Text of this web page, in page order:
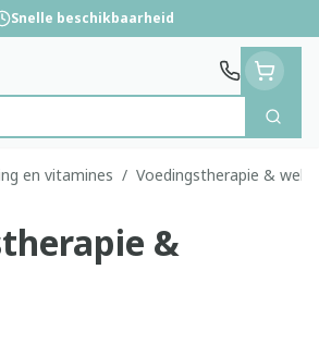
Snelle beschikbaarheid
Zoek
en vitamines / Voedingstherapie &
&